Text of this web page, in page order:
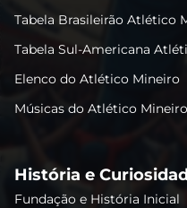
Tabela Brasileirão Atlético
Tabela Sul-Americana
Elenco do Atlético Mineiro
Músicas do Atlético Mineiro
História e
Fundação e História Inicial